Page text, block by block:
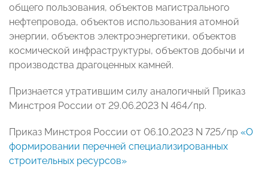
общего пользования, объектов магистрального
нефтепровода, объектов использования атомной
энергии, объектов электроэнергетики, объектов
космической инфраструктуры, объектов добычи и
производства драгоценных камней.
Признается утратившим силу аналогичный Приказ
Минстроя России от 29.06.2023 N 464/пр.
Приказ Минстроя России от 06.10.2023 N 725/пр «О
формировании перечней специализированных
строительных ресурсов»